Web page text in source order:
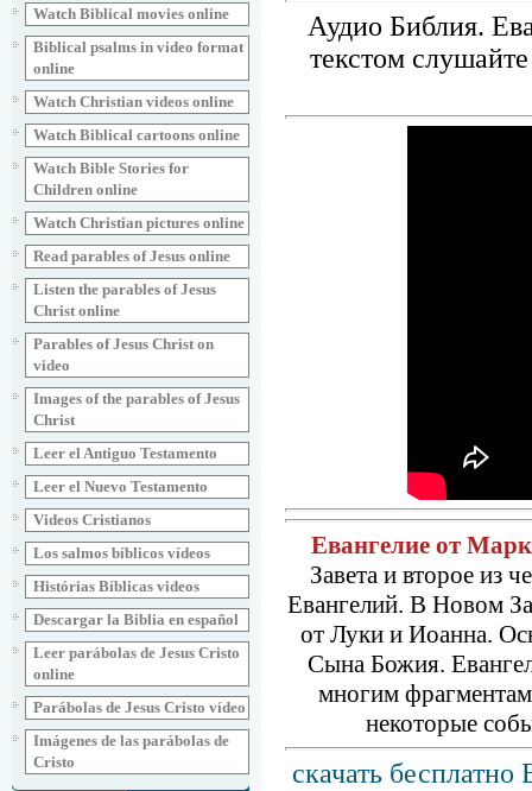
Watch Biblical movies online
Biblical psalms in video format
online
Watch Christian videos online
Watch Biblical cartoons online
Watch Bible Stories for
Children online
Watch Christian pictures online
Read parables of Jesus online
Listen the parables of Jesus
Christ online
Parables of Jesus Christ on
video
Images of the parables of Jesus
Christ
Leer el Antiguo Testamento
Leer el Nuevo Testamento
Videos Cristianos
Los salmos bíblicos vídeos
Histórias Bíblicas videos
Descargar la Biblia en español
Leer parábolas de Jesus Cristo
online
Parábolas de Jesus Cristo vídeo
Imágenes de las parábolas de
Cristo
Аудио Библия.
текстом
Евангелие от
Завета и второе из
Евангелий. В Новом
от Луки и Иоанна.
Сына Божия.
многим фрагментам
некоторые
скачать